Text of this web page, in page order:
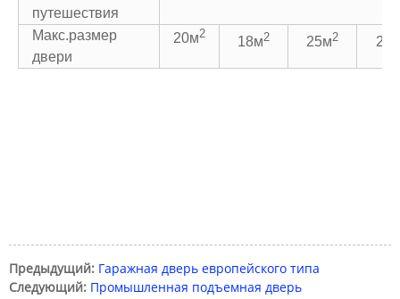
путешествия
Макс.размер
двери
20м2
18м2 25м2
Предыдущий: Гаражная дверь европейского типа
Следующий: Промышленная подъемная дверь